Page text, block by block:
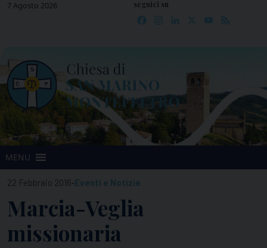
Skip7 Agosto 2026 seguici su
Facebook
Instagram
LinkedIn YouTube
MENU
22 Febbraio 2016-Eventi e Notizie
Marcia-Veglia
missionaria